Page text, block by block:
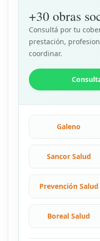
+30 obras
Consultá por tu
prestación,
coordinar.
Galeno
Sancor Salud
Prevención Salud
Boreal Salud